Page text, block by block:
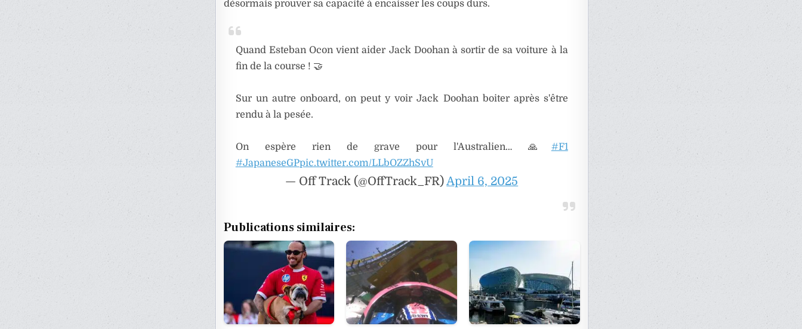
désormais prouver sa capacité à encaisser les coups durs.
Quand Esteban Ocon vient aider Jack Doohan à sortir de sa voiture à la
fin de la course ! 🤝
Sur un autre onboard, on peut y voir Jack Doohan boiter après s'être
rendu à la pesée.
On espère rien de grave pour l'Australien… 🙏 #F1
#JapaneseGPpic.twitter.com/LLbOZZhSvU
— Off Track (@OffTrack_FR)April 6, 2025
Publications similaires: